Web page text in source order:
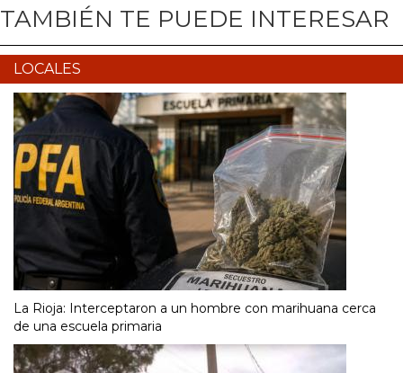
TAMBIÉN TE PUEDE INTERESAR
LOCALES
La Rioja: Interceptaron a un hombre con marihuana cerca
de una escuela primaria